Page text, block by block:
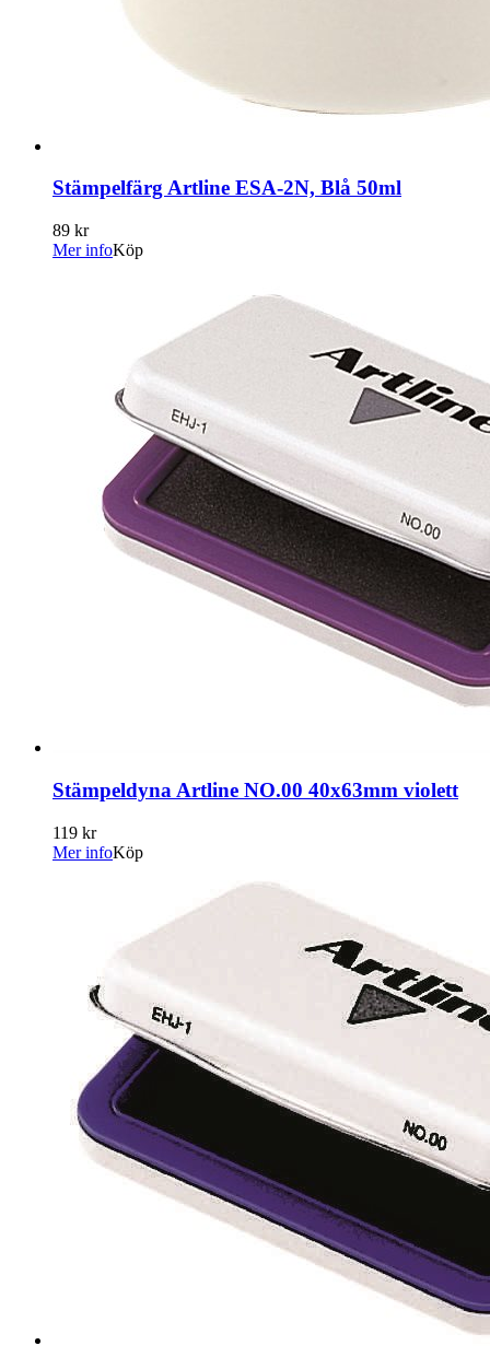
Stämpelfärg Artline ESA-2N, Blå 50ml
89 kr
Mer infoKöp
Stämpeldyna Artline NO.00 40x63mm violett
119 kr
Mer infoKöp